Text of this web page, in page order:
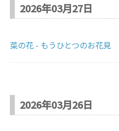
2026年03月27日
菜の花 - もうひとつのお花見
2026年03月26日